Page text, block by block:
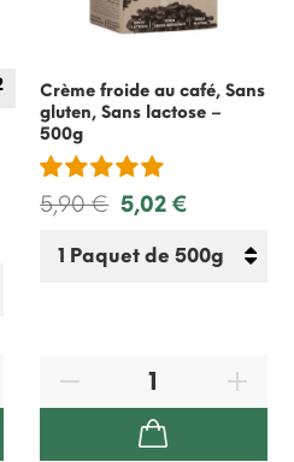
Crème froide au café, Sans
gluten, Sans lactose –
500g
5,90 € 5,02 €